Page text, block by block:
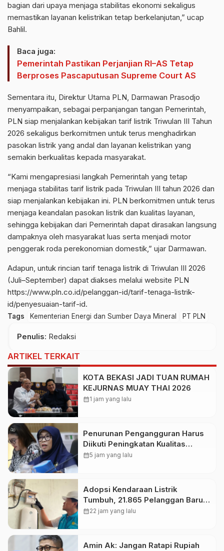
bagian dari upaya menjaga stabilitas ekonomi sekaligus
memastikan layanan kelistrikan tetap berkelanjutan,” ucap
Bahlil.
Baca juga:
Pemerintah Pastikan Perjanjian RI–AS Tetap
Berproses Pascaputusan Supreme Court AS
Sementara itu, Direktur Utama PLN, Darmawan Prasodjo
menyampaikan, sebagai perpanjangan tangan Pemerintah,
PLN siap menjalankan kebijakan tarif listrik Triwulan III Tahun
2026 sekaligus berkomitmen untuk terus menghadirkan
pasokan listrik yang andal dan layanan kelistrikan yang
semakin berkualitas kepada masyarakat.
“Kami mengapresiasi langkah Pemerintah yang tetap
menjaga stabilitas tarif listrik pada Triwulan III tahun 2026 dan
siap menjalankan kebijakan ini. PLN berkomitmen untuk terus
menjaga keandalan pasokan listrik dan kualitas layanan,
sehingga kebijakan dari Pemerintah dapat dirasakan langsung
dampaknya oleh masyarakat luas serta menjadi motor
penggerak roda perekonomian domestik,” ujar Darmawan.
Adapun, untuk rincian tarif tenaga listrik di Triwulan III 2026
(Juli–September) dapat diakses melalui website PLN
https://www.pln.co.id/pelanggan-id/tarif-tenaga-listrik-
id/penyesuaian-tarif-id.
Tags Kementerian Energi dan Sumber Daya Mineral PT PLN
Penulis: Redaksi
ARTIKEL TERKAIT
KOTA BEKASI JADI TUAN RUMAH
KEJURNAS MUAY THAI 2026
calendar_month1 jam yang lalu
Penurunan Pengangguran Harus
Diikuti Peningkatan Kualitas
Lapangan Kerja
calendar_month5 jam yang lalu
Adopsi Kendaraan Listrik
Tumbuh, 21.865 Pelanggan Baru
Gunakan Home Charging
calendar_month22 jam yang lalu
Amin Ak: Jangan Ratapi Rupiah